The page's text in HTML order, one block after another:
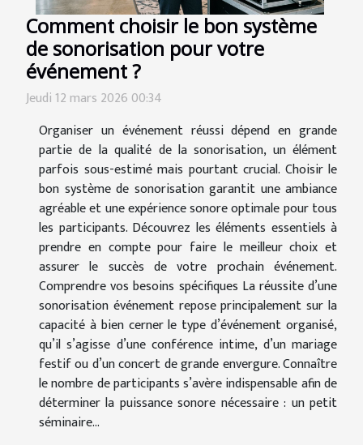
Comment choisir le bon système
de sonorisation pour votre
événement ?
Jeudi 12 mars 2026 00:34
Organiser un événement réussi dépend en grande
partie de la qualité de la sonorisation, un élément
parfois sous-estimé mais pourtant crucial. Choisir le
bon système de sonorisation garantit une ambiance
agréable et une expérience sonore optimale pour tous
les participants. Découvrez les éléments essentiels à
prendre en compte pour faire le meilleur choix et
assurer le succès de votre prochain événement.
Comprendre vos besoins spécifiques La réussite d’une
sonorisation événement repose principalement sur la
capacité à bien cerner le type d’événement organisé,
qu’il s’agisse d’une conférence intime, d’un mariage
festif ou d’un concert de grande envergure. Connaître
le nombre de participants s’avère indispensable afin de
déterminer la puissance sonore nécessaire : un petit
séminaire...